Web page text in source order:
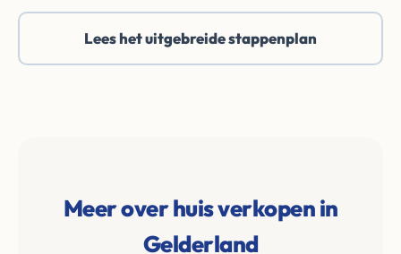
Lees het uitgebreide stappenplan
Meer over huis verkopen in
Gelderland